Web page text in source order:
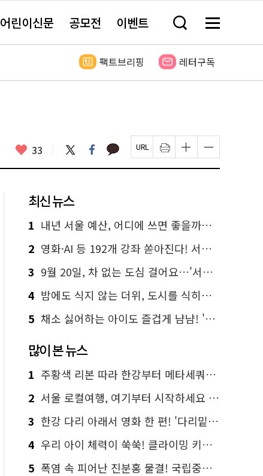
어린이신문 공모전 이벤트 검
창
기
메
전
보
팩트브리핑 레터구독
좋
요
33 트
위
터
페
이
스
카
카 페
이
지
인
쇄
하
글
자
크
하
기
글
자
크
하
최신 뉴스
1 내년 서울 예산, 어디에 쓰면 좋을까요? 온라인 투표
2 영화·AI 등 192개 강좌 쏟아진다! 서울시민대학 선착순 신청
3 9월 20일, 차 없는 도심 걸어요…'서울 걷자 페스티벌' 선착순 5천명
4 밤에도 식지 않는 더위, 도시를 식히는 시원한 해법은?
5 채소 싫어하는 아이도 즐겁게 냠냠! '찾아가는 서울시 식생활 교육' 현장
많이 본 뉴스
1 주황색 리본 따라 한강부터 메타세쿼이아 숲길까지…서울둘레길 15코스
2 서울 로컬여행, 여기부터 시작하세요 '서울에디션25'
3 한강 다리 아래서 영화 한 편! '다리밑 영화관' 무료 상영
4 우리 아이 체력이 쑥쑥! 클라이밍 키즈카페·어린이 체력장
5 폭염 속 피어난 진분홍 물결! 국립중앙박물관 배롱나무 명소